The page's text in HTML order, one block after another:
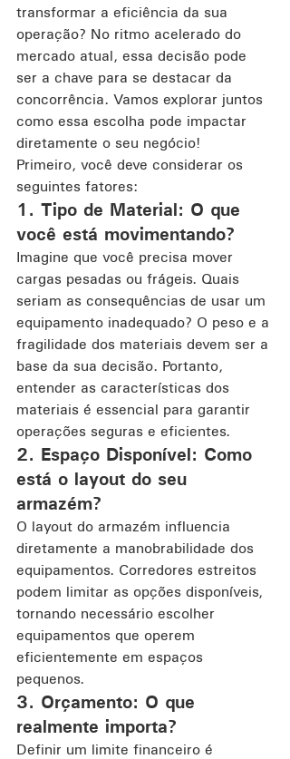
transformar a eficiência da sua
operação? No ritmo acelerado do
mercado atual, essa decisão pode
ser a chave para se destacar da
concorrência. Vamos explorar juntos
como essa escolha pode impactar
diretamente o seu negócio!
Primeiro, você deve considerar os
seguintes fatores:
1. Tipo de Material: O que
você está movimentando?
Imagine que você precisa mover
cargas pesadas ou frágeis. Quais
seriam as consequências de usar um
equipamento inadequado? O peso e a
fragilidade dos materiais devem ser a
base da sua decisão. Portanto,
entender as características dos
materiais é essencial para garantir
operações seguras e eficientes.
2. Espaço Disponível: Como
está o layout do seu
armazém?
O layout do armazém influencia
diretamente a manobrabilidade dos
equipamentos. Corredores estreitos
podem limitar as opções disponíveis,
tornando necessário escolher
equipamentos que operem
eficientemente em espaços
pequenos.
3. Orçamento: O que
realmente importa?
Definir um limite financeiro é